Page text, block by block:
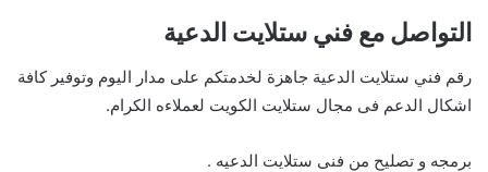
التواصل مع فني ستلايت الدعية
رقم فني ستلايت الدعية جاهزة لخدمتكم على مدار اليوم وتوفير كافة
اشكال الدعم فى مجال ستلايت الكويت لعملاءه الكرام.
برمجه و تصليح من فنى ستلايت الدعيه .